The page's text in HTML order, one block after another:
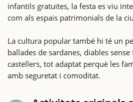
infantils gratuïtes, la festa es viu
com als espais patrimonials de la
La cultura popular també hi té un
ballades de sardanes, diables
castellers, tot adaptat perquè les
amb seguretat i comoditat.